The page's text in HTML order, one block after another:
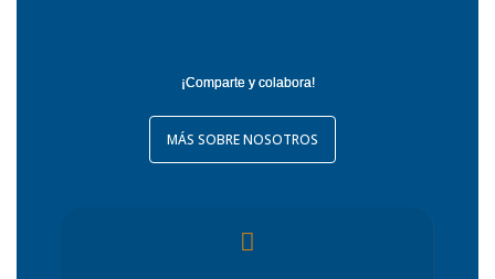
¡Comparte y colabora!
MÁS SOBRE NOSOTROS